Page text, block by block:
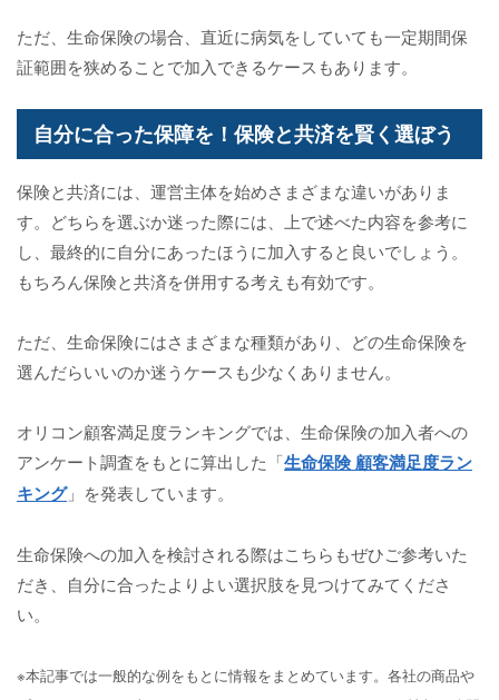
ただ、生命保険の場合、直近に病気をしていても一定期間保
証範囲を狭めることで加入できるケースもあります。
自分に合った保障を！保険と共済を賢く選ぼう
保険と共済には、運営主体を始めさまざまな違いがありま
す。どちらを選ぶか迷った際には、上で述べた内容を参考に
し、最終的に自分にあったほうに加入すると良いでしょう。
もちろん保険と共済を併用する考えも有効です。
ただ、生命保険にはさまざまな種類があり、どの生命保険を
選んだらいいのか迷うケースも少なくありません。
オリコン顧客満足度ランキングでは、生命保険の加入者への
アンケート調査をもとに算出した「生命保険 顧客満足度ラン
キング」を発表しています。
生命保険への加入を検討される際はこちらもぜひご参考いた
だき、自分に合ったよりよい選択肢を見つけてみてくださ
い。
※本記事では一般的な例をもとに情報をまとめています。各社の商品や